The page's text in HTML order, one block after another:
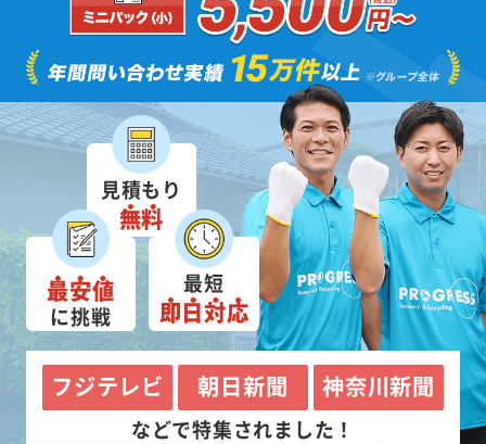
見積もり
無料
最安値
に挑戦
最短
即日対応
フジテレビ 朝日新聞 神奈川新聞
などで特集されました！